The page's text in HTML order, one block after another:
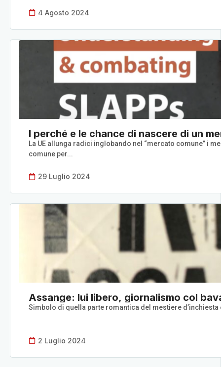
4 Agosto 2024
I perché e le chance di nascere di un
La UE allunga radici inglobando nel “mercato comune” i
comune per...
29 Luglio 2024
Assange: lui libero, giornalismo col
Simbolo di quella parte romantica del mestiere
2 Luglio 2024